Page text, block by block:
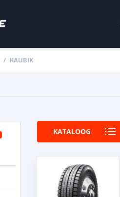
KAUBIK
KATALOOG